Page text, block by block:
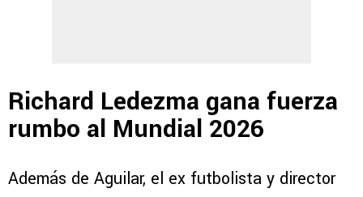
Richard Ledezma gana fuerza
rumbo al Mundial 2026
Además de Aguilar, el ex futbolista y director